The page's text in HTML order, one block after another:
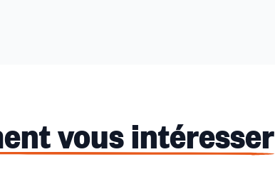
vous intéresser